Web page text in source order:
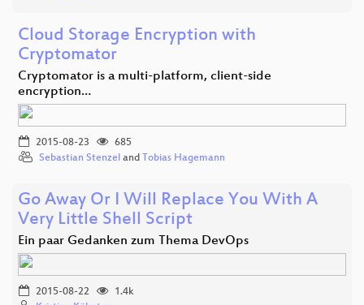
Cloud Storage Encryption with
Cryptomator
Cryptomator is a multi-platform, client-side
encryption…
2015-08-23
685
Sebastian Stenzel and Tobias Hagemann
Go Away Or I Will Replace You With A
Very Little Shell Script
Ein paar Gedanken zum Thema DevOps
2015-08-22
1.4k